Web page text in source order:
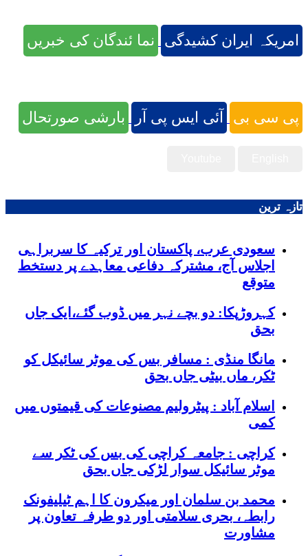
امریکہ ایران کشیدگی نما ئندگان کی خبریں
پی سی بی آئی ایس پی آر بارشی صورتحال
تازہ ترین
سعودی عرب، پاکستان اور ترکیہ کا سربراہی
اجلاس آج، مشترکہ دفاعی معاہدے پر دستخط
متوقع
کہروڑپکا: دو بچے نہر میں ڈوب گئے،ایک جاں
بحق
مانگا منڈی : مسافر بس کی موٹر سائیکل کو
ٹکر، ماں بیٹی جاں بحق
اسلام آباد : پیٹرولیم مصنوعات کی قیمتوں میں
کمی
کراچی : جامعہ کراچی کی بس کی ٹکر سے
موٹر سائیکل سوار لڑکی جاں بحق
محمد بن سلمان اور میکرون کا اہم ٹیلیفونک
رابطہ، بحری سلامتی اور دو طرفہ تعاون پر
مشاورت